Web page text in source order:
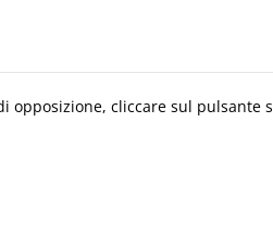
opposizione, cliccare sul pulsante